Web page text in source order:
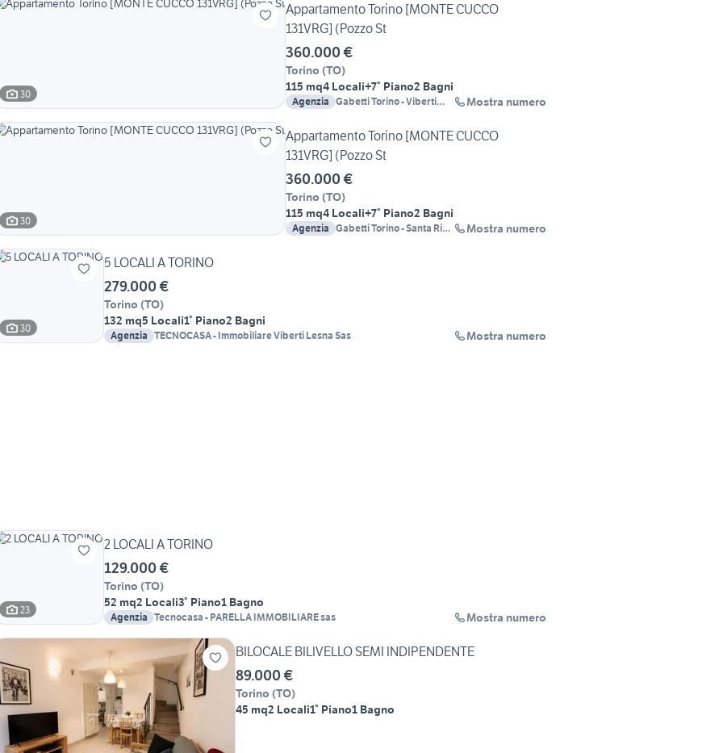
30
Appartamento Torino [MONTE CUCCO
131VRG] (Pozzo St
360.000 €
Torino (TO)
115 mq4 Locali+7° Piano2 Bagni
Agenzia Gabetti Torino - Viberti
Mostra numero
30
Appartamento Torino [MONTE CUCCO
131VRG] (Pozzo St
360.000 €
Torino (TO)
115 mq4 Locali+7° Piano2 Bagni
Agenzia Gabetti Torino - Santa Rita
Mostra numero
30
5 LOCALI A TORINO
279.000 €
Torino (TO)
132 mq5 Locali1° Piano2 Bagni
Agenzia TECNOCASA - Immobiliare Viberti Lesna Sas Mostra numero
23
2 LOCALI A TORINO
129.000 €
Torino (TO)
52 mq2 Locali3° Piano1 Bagno
Agenzia Tecnocasa - PARELLA IMMOBILIARE sas Mostra numero
BILOCALE BILIVELLO SEMI INDIPENDENTE
89.000 €
Torino (TO)
45 mq2 Locali1° Piano1 Bagno